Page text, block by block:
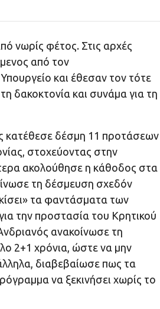
νωρίς φέτος. Στις αρχές
από τον
και έθεσαν τον τότε
δακοκτονία και συνάμα για τη
κατέθεσε δέσμη 11 προτάσεων
στοχεύοντας στην
ακολούθησε η κάθοδος στα
τη δέσμευση σχεδόν
τα φαντάσματα των
την προστασία του Κρητικού
ανακοίνωσε τη
2+1 χρόνια, ώστε να μην
διαβεβαίωσε πως τα
να ξεκινήσει χωρίς το